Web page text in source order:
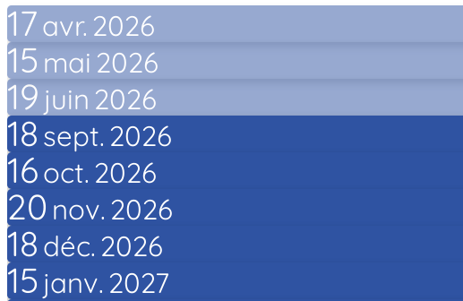
17avr. 2026
15 mai 2026
19 juin 2026
18 sept. 2026
16oct. 2026
20 nov. 2026
18 déc. 2026
15 janv. 2027